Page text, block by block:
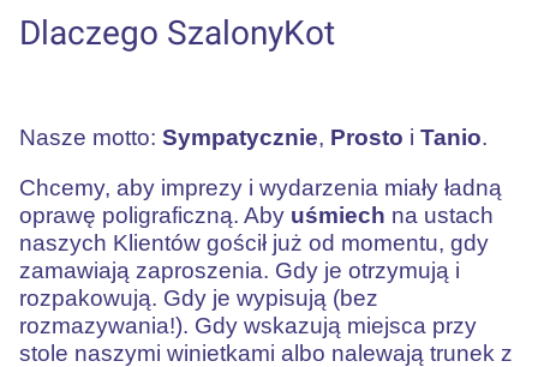
Dlaczego SzalonyKot
Nasze motto: Sympatycznie, Prosto i Tanio.
Chcemy, aby imprezy i wydarzenia miały ładną
oprawę poligraficzną. Aby uśmiech na ustach
naszych Klientów gościł już od momentu, gdy
zamawiają zaproszenia. Gdy je otrzymują i
rozpakowują. Gdy je wypisują (bez
rozmazywania!). Gdy wskazują miejsca przy
stole naszymi winietkami albo nalewają trunek z